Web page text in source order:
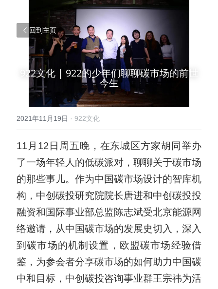
回到主页
922文化 | 922的少年们聊聊碳市场的前世
今生
2021年11月19日 · 922文化
11月12日周五晚，在东城区方家胡同举办
了一场年轻人的低碳派对，聊聊关于碳市场
的那些事儿。作为中国碳市场设计的智库机
构，中创碳投研究院院长唐进和中创碳投投
融资和国际事业部总监陈志斌受北京能源网
络邀请，从中国碳市场的发展史切入，深入
到碳市场的机制设置，欧盟碳市场经验借
鉴，为参会者分享碳市场的如何助力中国碳
中和目标，中创碳投咨询事业群王宗祎为活